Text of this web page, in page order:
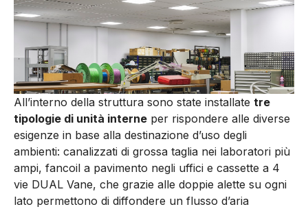
All’interno della struttura sono state installate tre
tipologie di unità interne per rispondere alle diverse
esigenze in base alla destinazione d’uso degli
ambienti: canalizzati di grossa taglia nei laboratori più
ampi, fancoil a pavimento negli uffici e cassette a 4
vie DUAL Vane, che grazie alle doppie alette su ogni
lato permettono di diffondere un flusso d’aria